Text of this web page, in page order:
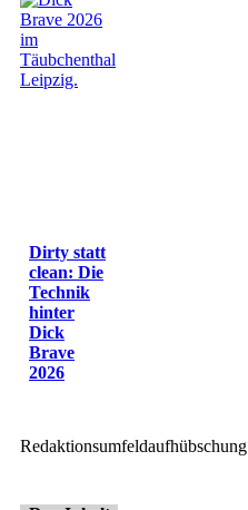
Dirty statt
clean: Die
Technik
hinter
Dick
Brave
2026
Redaktionsumfeldaufhübschung